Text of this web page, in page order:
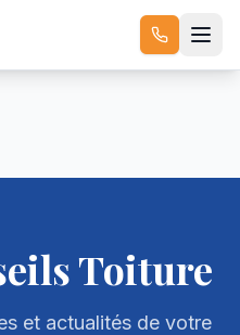
Toiture
et actualités de votre